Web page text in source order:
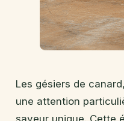
Les gésiers de
une attention